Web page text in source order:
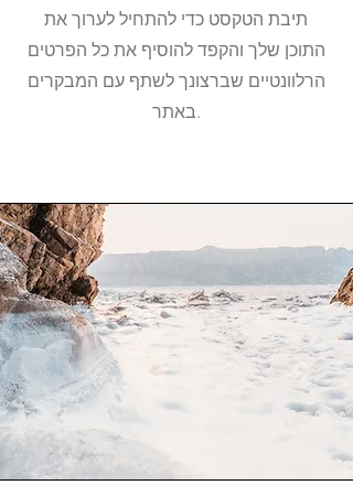
תיבת הטקסט כדי להתחיל לערוך את
התוכן שלך והקפד להוסיף את כל הפרטים
הרלוונטיים שברצונך לשתף עם המבקרים
באתר.